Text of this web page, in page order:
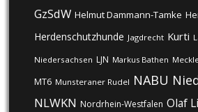
GzSdW Helmut Dammann-Tamke
Herdenschutzhunde Jagdrecht Kurti
Niedersachsen LJN Markus Bathen
MT6 Munsteraner Rudel NABU
NLWKN Nordrhein-Westfalen Olaf